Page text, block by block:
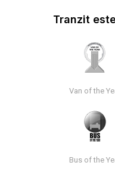
Tranzit
Van of the
Bus of the